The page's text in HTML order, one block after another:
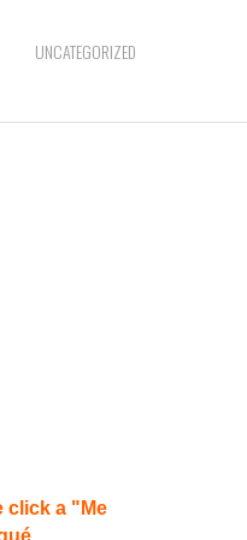
UNCATEGORIZED
click a "Me